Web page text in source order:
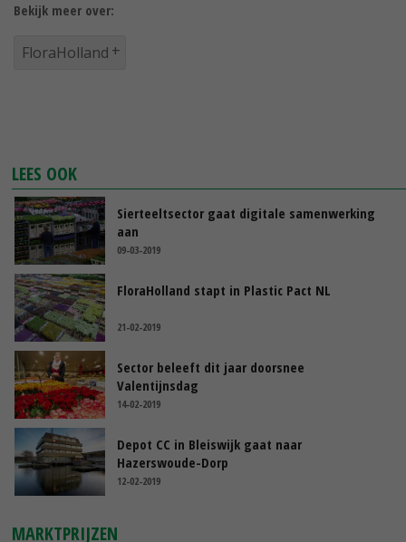
Bekijk meer over:
FloraHolland
LEES OOK
Sierteeltsector gaat digitale samenwerking
aan
09-03-2019
FloraHolland stapt in Plastic Pact NL
21-02-2019
Sector beleeft dit jaar doorsnee
Valentijnsdag
14-02-2019
Depot CC in Bleiswijk gaat naar
Hazerswoude-Dorp
12-02-2019
MARKTPRIJZEN